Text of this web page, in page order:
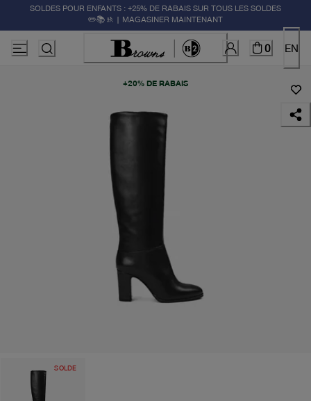
SOLDES POUR ENFANTS : +25% DE RABAIS SUR TOUS LES SOLDES
✏️📚🚸 | MAGASINER MAINTENANT
0 EN
+20% DE RABAIS
SOLDE